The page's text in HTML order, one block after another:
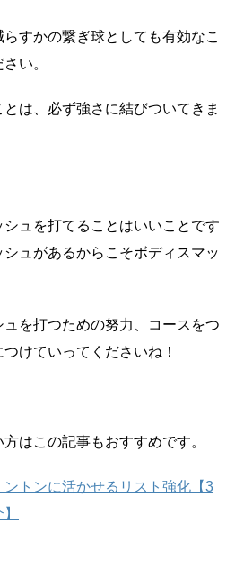
すかの繋ぎ球としても有効なこ
い。
は、必ず強さに結びついてきま
ュを打てることはいいことです
ュがあるからこそボディスマッ
を打つための努力、コースをつ
けていってくださいね！
はこの記事もおすすめです。
ントンに活かせるリスト強化【3